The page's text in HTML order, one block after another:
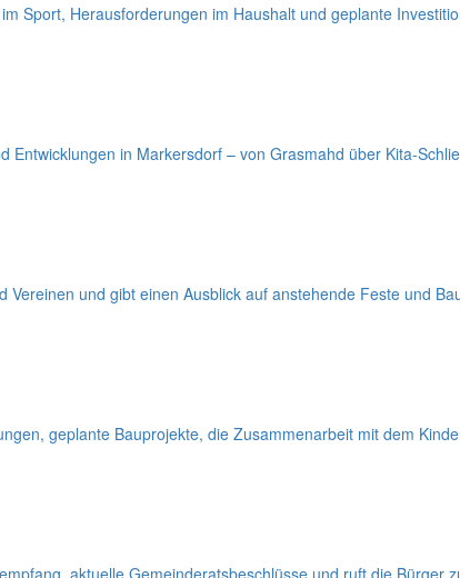
Sport, Herausforderungen im Haushalt und geplante
in Markersdorf – von Grasmahd über Kita-
und gibt einen Ausblick auf anstehende Feste und
geplante Bauprojekte, die Zusammenarbeit mit dem